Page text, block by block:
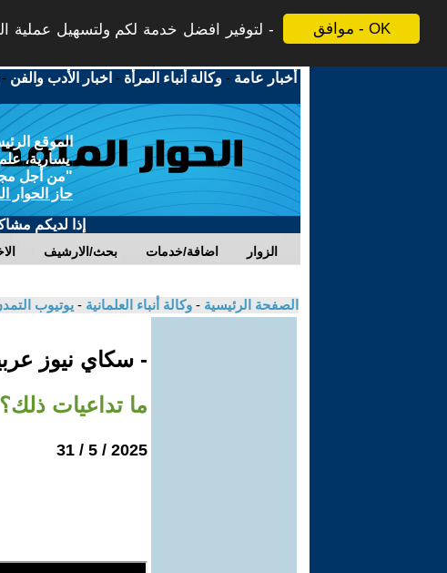
موافق - OK
لتوفير افضل خدمة لكم ولتسهيل عملية
أخبار عامة -وكالة أنباء المرأة - اخبار الأدب والفن
الموقع
يسارية،
"من أجل
حاز الحوار
إذا لديكم
بحث/الارشيف اضافة/خدمات الزوار
الصفحة الرئيسية - وكالة أنباء العلمانية - يوتيوب
- سكاي نيوز
ما تداعيات
2025 / 5 / 31